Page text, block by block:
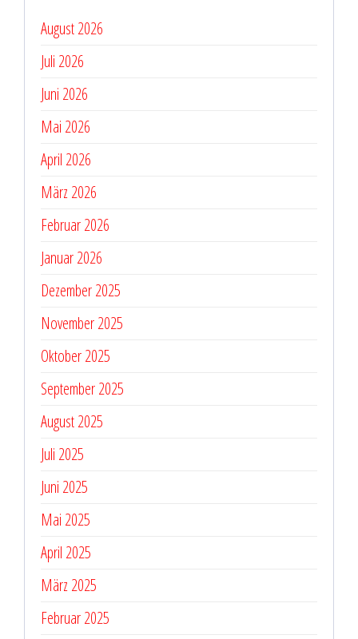
August 2026
Juli 2026
Juni 2026
Mai 2026
April 2026
März 2026
Februar 2026
Januar 2026
Dezember 2025
November 2025
Oktober 2025
September 2025
August 2025
Juli 2025
Juni 2025
Mai 2025
April 2025
März 2025
Februar 2025